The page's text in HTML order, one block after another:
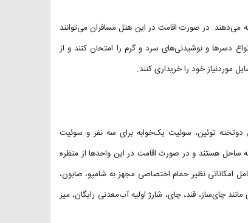
می‌دهند. در صورت اقامت در این هتل مسافران می‌توانند
دسرها و نوشیدنی‌های سرد و گرم را امتحان کنند و از
موردنیاز خود را خریداری کنند.
اتاق دوتخته توئین، سوئیت یک‌خوابه برای سه نفر و سوئیت
ساحل هستند و در صورت اقامت در این واحدها از منظره
امکاناتی نظیر حمام اختصاصی مجهز به شامپو، صابون،
چای‌ساز، قند، چای، شارژ اولیه آب‌معدنی رایگان، میز